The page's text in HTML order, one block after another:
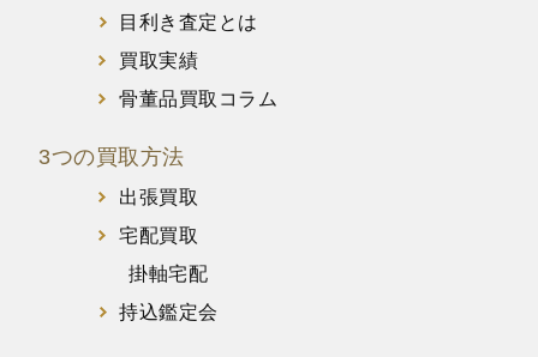
目利き査定とは
買取実績
骨董品買取コラム
3つの買取方法
出張買取
宅配買取
掛軸宅配
持込鑑定会